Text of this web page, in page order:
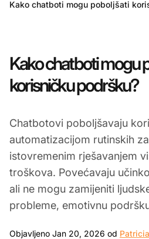
Home
Kako chatboti mogu poboljšati
Kako chatboti mogu
korisničku podršku?
Chatbotovi poboljšavaju
automatizacijom rutinskih
istovremenim rješavanjem
troškova. Povećavaju
ali ne mogu zamijeniti
probleme, emotivnu
Objavljeno Jan 20, 2026 od